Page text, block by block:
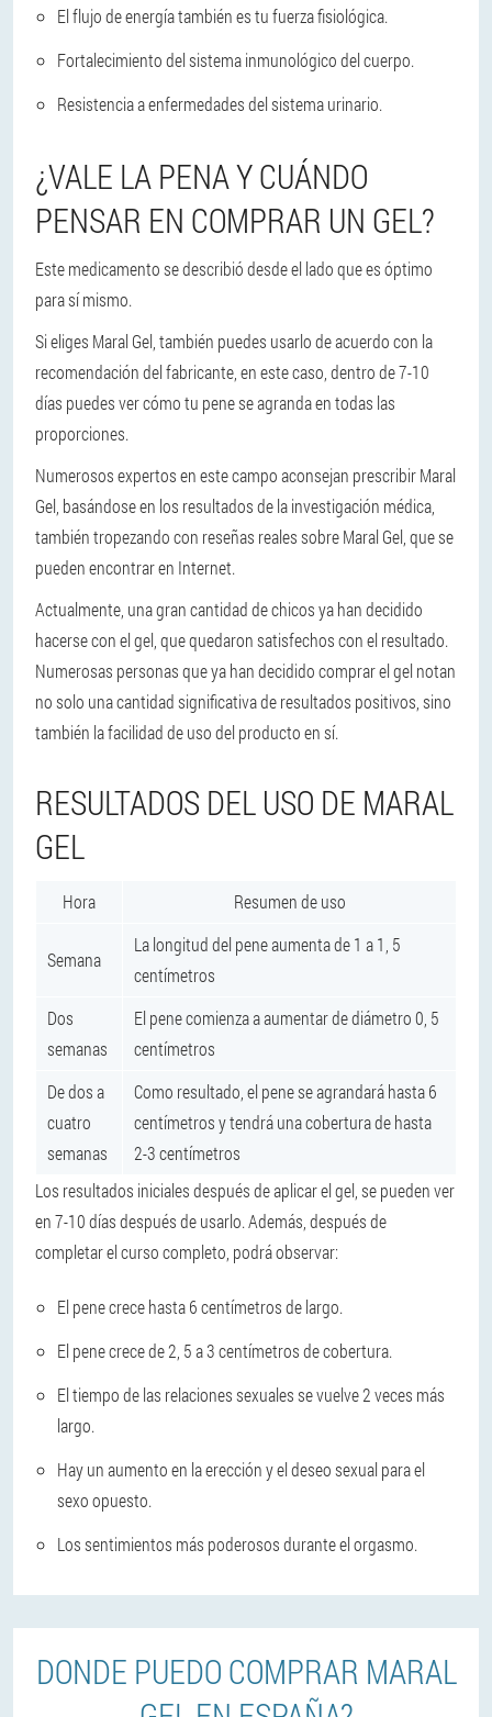
El flujo de energía también es tu fuerza fisiológica.
Fortalecimiento del sistema inmunológico del cuerpo.
Resistencia a enfermedades del sistema urinario.
¿VALE LA PENA Y CUÁNDO
PENSAR EN COMPRAR UN GEL?
Este medicamento se describió desde el lado que es óptimo
para sí mismo.
Si eliges Maral Gel, también puedes usarlo de acuerdo con la
recomendación del fabricante, en este caso, dentro de 7-10
días puedes ver cómo tu pene se agranda en todas las
proporciones.
Numerosos expertos en este campo aconsejan prescribir Maral
Gel, basándose en los resultados de la investigación médica,
también tropezando con reseñas reales sobre Maral Gel, que se
pueden encontrar en Internet.
Actualmente, una gran cantidad de chicos ya han decidido
hacerse con el gel, que quedaron satisfechos con el resultado.
Numerosas personas que ya han decidido comprar el gel notan
no solo una cantidad significativa de resultados positivos, sino
también la facilidad de uso del producto en sí.
RESULTADOS DEL USO DE MARAL
GEL
Hora Resumen de uso
Semana
La longitud del pene aumenta de 1 a 1, 5
centímetros
Dos
semanas
El pene comienza a aumentar de diámetro 0, 5
centímetros
De dos a
cuatro
semanas
Como resultado, el pene se agrandará hasta 6
centímetros y tendrá una cobertura de hasta
2-3 centímetros
Los resultados iniciales después de aplicar el gel, se pueden ver
en 7-10 días después de usarlo. Además, después de
completar el curso completo, podrá observar:
El pene crece hasta 6 centímetros de largo.
El pene crece de 2, 5 a 3 centímetros de cobertura.
El tiempo de las relaciones sexuales se vuelve 2 veces más
largo.
Hay un aumento en la erección y el deseo sexual para el
sexo opuesto.
Los sentimientos más poderosos durante el orgasmo.
DONDE PUEDO COMPRAR MARAL